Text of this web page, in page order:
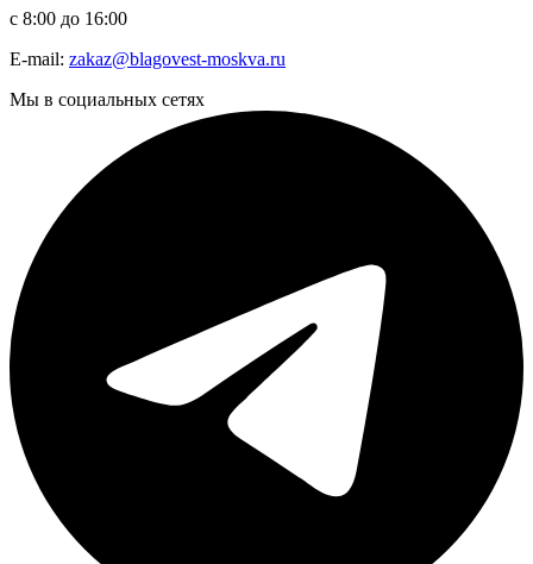
с 8:00 до 16:00
E-mail: zakaz@blagovest-moskva.ru
Мы в социальных сетях